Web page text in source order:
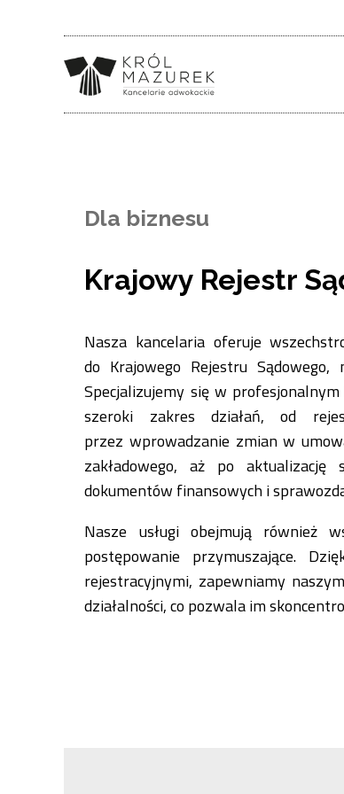
Dla biznesu
Krajowy Rejestr
Nasza kancelaria oferuje
do Krajowego Rejestru Sądowego,
Specjalizujemy się w
szeroki zakres działań, od
przez wprowadzanie zmian w
zakładowego, aż po aktualizację
dokumentów finansowych i
Nasze usługi obejmują również
postępowanie przymuszające.
rejestracyjnymi, zapewniamy
działalności, co pozwala im